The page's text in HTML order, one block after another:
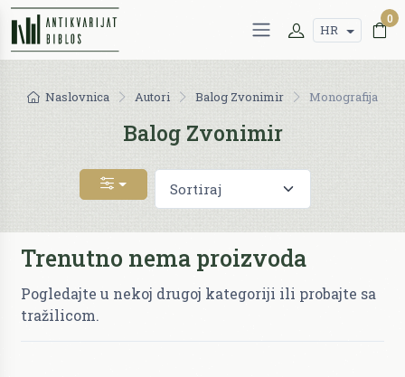
HR
0
Naslovnica Autori Balog Zvonimir Monografija
Balog Zvonimir
Trenutno nema proizvoda
Pogledajte u nekoj drugoj kategoriji ili probajte sa
tražilicom.